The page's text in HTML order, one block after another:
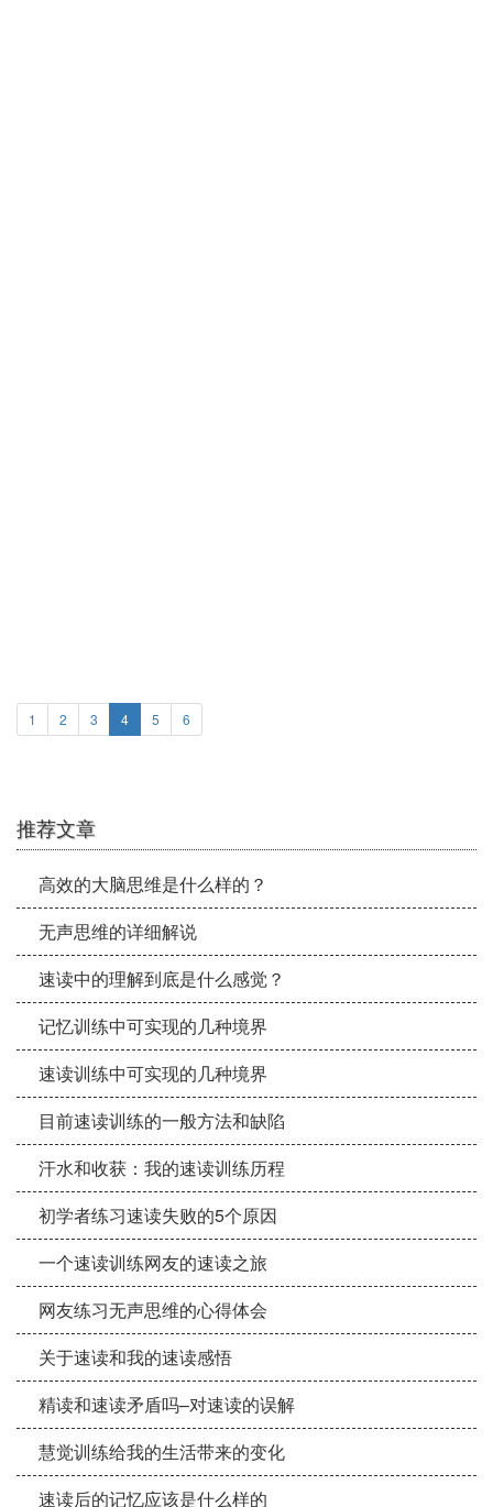
1 2 3 4 5 6
推荐文章
高效的大脑思维是什么样的？
无声思维的详细解说
速读中的理解到底是什么感觉？
记忆训练中可实现的几种境界
速读训练中可实现的几种境界
目前速读训练的一般方法和缺陷
汗水和收获：我的速读训练历程
初学者练习速读失败的5个原因
一个速读训练网友的速读之旅
网友练习无声思维的心得体会
关于速读和我的速读感悟
精读和速读矛盾吗–对速读的误解
慧觉训练给我的生活带来的变化
速读后的记忆应该是什么样的